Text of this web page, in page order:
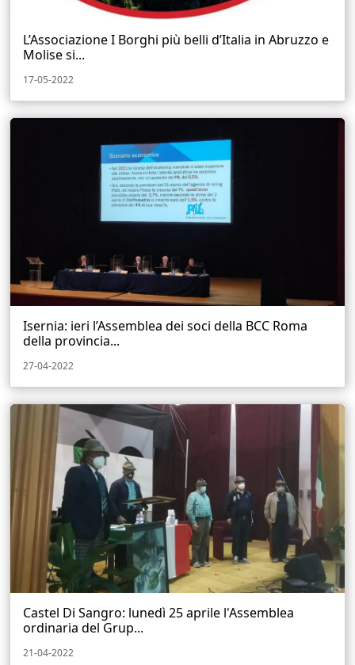
L’Associazione I Borghi più belli d’Italia in Abruzzo e
Molise si...
17-05-2022
Isernia: ieri l’Assemblea dei soci della BCC Roma
della provincia...
27-04-2022
Castel Di Sangro: lunedì 25 aprile l'Assemblea
ordinaria del Grup...
21-04-2022